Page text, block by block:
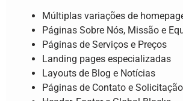
Múltiplas variações de
Páginas Sobre Nós, Missão e
Páginas de Serviços e Preços
Landing pages especializadas
Layouts de Blog e Notícias
Páginas de Contato e Solicitação